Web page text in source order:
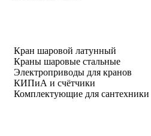
Кран шаровой латунный
Краны шаровые стальные
Электроприводы для кранов
КИПиА и счётчики
Комплектующие для сантехники